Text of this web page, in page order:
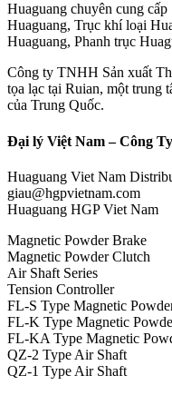
Huaguang chuyên cung
Huaguang, Trục khí loại
Huaguang, Phanh trục
Công ty TNHH Sản xuất
tọa lạc tại Ruian, một trung
của Trung Quốc.
Đại lý Việt Nam – Công
Huaguang Viet Nam
giau@hgpvietnam.com
Huaguang HGP Viet Nam
Magnetic Powder Brake
Magnetic Powder Clutch
Air Shaft Series
Tension Controller
FL-S Type Magnetic
FL-K Type Magnetic
FL-KA Type Magnetic
QZ-2 Type Air Shaft
QZ-1 Type Air Shaft